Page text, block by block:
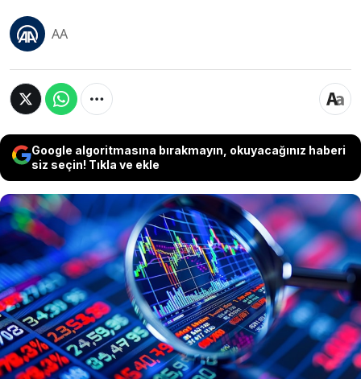
AA
Google algoritmasına bırakmayın, okuyacağınız haberi
siz seçin! Tıkla ve ekle
Küresel piyasalarda geçen haftanın en
önemli gündem maddesi ABD Başkanı
Donald Trump'ın yemin töreni ve Davos
Zirvesi'ndeki açıklamalar oldu.